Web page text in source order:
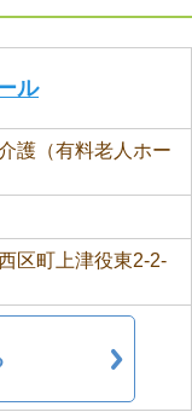
ル
護（有料老人ホー
区町上津役東2-2-